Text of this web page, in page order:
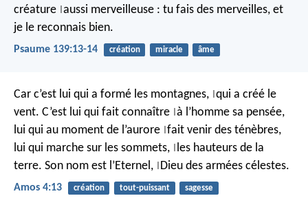
créature aussi merveilleuse : tu fais des merveilles, et
je le reconnais bien.
Psaume 139:13-14 création miracle âme
Car c’est lui qui a formé les montagnes, qui a créé le
vent. C’est lui qui fait connaître à l’homme sa pensée,
lui qui au moment de l’aurore fait venir des ténèbres,
lui qui marche sur les sommets,
les hauteurs de la
terre. Son nom est l’Eternel, Dieu des armées célestes.
Amos 4:13 création tout-puissant sagesse